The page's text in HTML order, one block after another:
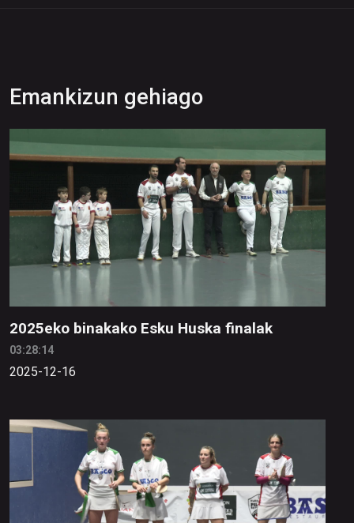
Emankizun gehiago
2025eko binakako Esku Huska finalak
03:28:14
2025-12-16